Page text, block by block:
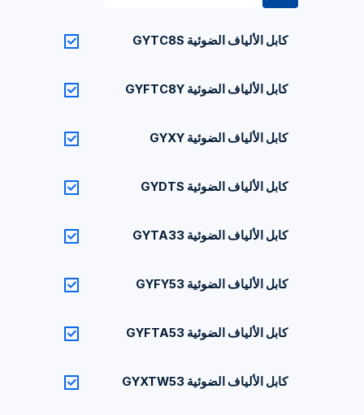
كابل الألياف الضوئية GYTC8S
كابل الألياف الضوئية GYFTC8Y
كابل الألياف الضوئية GYXY
كابل الألياف الضوئية GYDTS
كابل الألياف الضوئية GYTA33
كابل الألياف الضوئية GYFY53
كابل الألياف الضوئية GYFTA53
كابل الألياف الضوئية GYXTW53